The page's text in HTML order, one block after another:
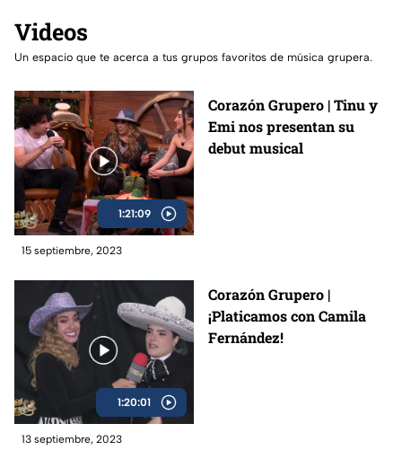
Videos
Un espacio que te acerca a tus grupos favoritos de música grupera.
1:21:09
Corazón Grupero | Tinu y
Emi nos presentan su
debut musical
15 septiembre, 2023
1:20:01
Corazón Grupero |
¡Platicamos con Camila
Fernández!
13 septiembre, 2023